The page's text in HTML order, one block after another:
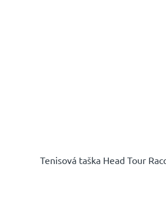
Tenisová taška Head Tour